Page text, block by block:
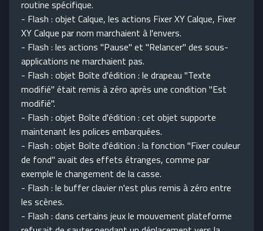
routine spécifique.
- Flash : objet Calque, les actions Fixer XY Calque, Fixer
XY Calque par nom marchaient à l'envers.
- Flash : les actions "Pause" et "Relancer" des sous-
applications ne marchaient pas.
- Flash : objet Boîte d'édition : le drapeau "Texte
modifié" était remis à zéro après une condition "Est
modifié".
- Flash : objet Boîte d'édition : cet objet supporte
maintenant les polices embarquées.
- Flash : objet Boîte d'édition : la fonction "Fixer couleur
de fond" avait des effets étranges, comme par
exemple le changement de la casse.
- Flash : le buffer clavier n'est plus remis à zéro entre
les scènes.
- Flash : dans certains jeux le mouvement plateforme